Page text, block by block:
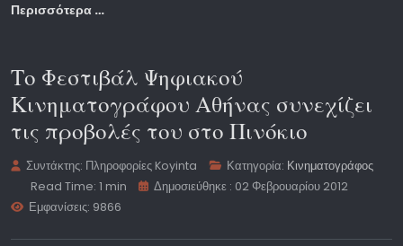
Περισσότερα …
Το Φεστιβάλ Ψηφιακού
Κινηματογράφου Αθήνας συνεχίζει
τις προβολές του στο Πινόκιο
Συντάκτης: Πληροφορίες Koyinta Κατηγορία: Κινηματογράφος
Read Time: 1 min
Δημοσιεύθηκε : 02 Φεβρουαρίου 2012
Εμφανίσεις: 9866